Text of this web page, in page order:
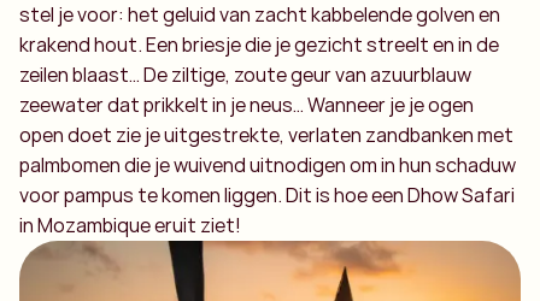
stel je voor: het geluid van zacht kabbelende golven en
krakend hout. Een briesje die je gezicht streelt en in de
zeilen blaast… De ziltige, zoute geur van azuurblauw
zeewater dat prikkelt in je neus… Wanneer je je ogen
open doet zie je uitgestrekte, verlaten zandbanken met
palmbomen die je wuivend uitnodigen om in hun schaduw
voor pampus te komen liggen. Dit is hoe een Dhow Safari
in Mozambique eruit ziet!